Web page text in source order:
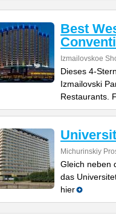
Best
Izmailovskoe
Dieses 4-
Izmailovski
Restaurants.
Michurinskiy
Gleich neben
das
hier